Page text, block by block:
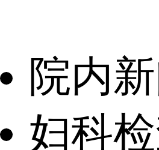
院内
妇科